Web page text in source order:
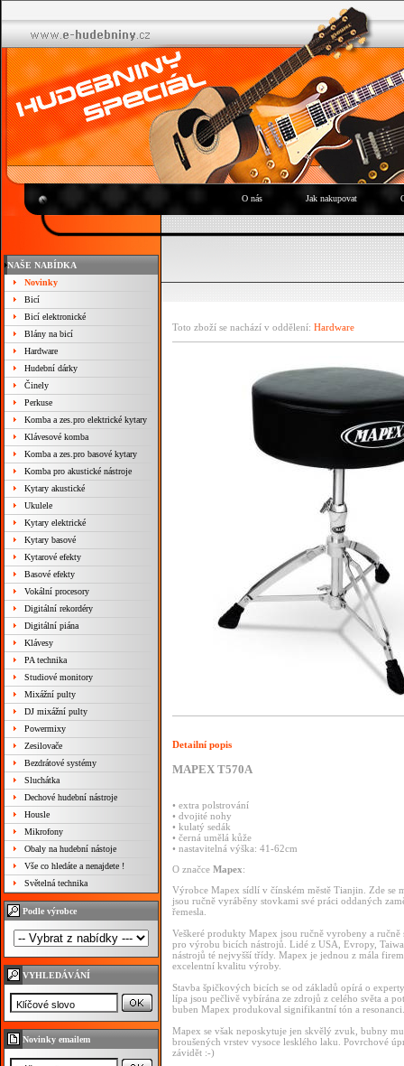
O nás Jak nakupovat
NAŠE NABÍDKA
Novinky
Bicí
Bicí elektronické
Blány na bicí
Hardware
Hudební dárky
Činely
Perkuse
Komba a zes.pro elektrické kytary
Klávesové komba
Komba a zes.pro basové kytary
Komba pro akustické nástroje
Kytary akustické
Ukulele
Kytary elektrické
Kytary basové
Kytarové efekty
Basové efekty
Vokální procesory
Digitální rekordéry
Digitální piána
Klávesy
PA technika
Studiové monitory
Mixážní pulty
DJ mixážní pulty
Powermixy
Zesilovače
Bezdrátové systémy
Sluchátka
Dechové hudební nástroje
Housle
Mikrofony
Obaly na hudební nástoje
Vše co hledáte a nenajdete !
Světelná technika
Podle výrobce
VYHLEDÁVÁNÍ
Novinky emailem
Toto zboží se nachází v oddělení: Hardware
Detailní popis
MAPEX T570A
• extra polstrování
• dvojité nohy
• kulatý sedák
• černá umělá kůže
• nastavitelná výška: 41-62cm
O značce Mapex:
Výrobce Mapex sídlí v čínském městě Tianjin. Zde se
jsou ručně vyráběny stovkami své práci oddaných
řemesla.
Veškeré produkty Mapex jsou ručně vyrobeny a
pro výrobu bicích nástrojů. Lidé z USA, Evropy,
nástrojů té nejvyšší třídy. Mapex je jednou z mála
excelentní kvalitu výroby.
Stavba špičkových bicích se od základů opírá o
lípa jsou pečlivě vybírána ze zdrojů z celého světa a
buben Mapex produkoval signifikantní tón a resonanci.
Mapex se však neposkytuje jen skvělý zvuk, bubny
broušených vrstev vysoce lesklého laku. Povrchové
závidět :-)